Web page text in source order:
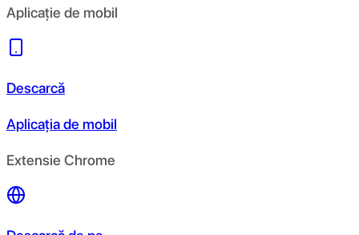
Aplicație de mobil
Descarcă
Aplicația de mobil
Extensie Chrome